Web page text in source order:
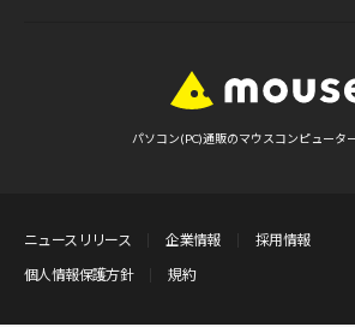
パソコン(PC)通販のマウスコンピュータ
ニュースリリース 企業情報
採用情報
個人情報保護方針
規約